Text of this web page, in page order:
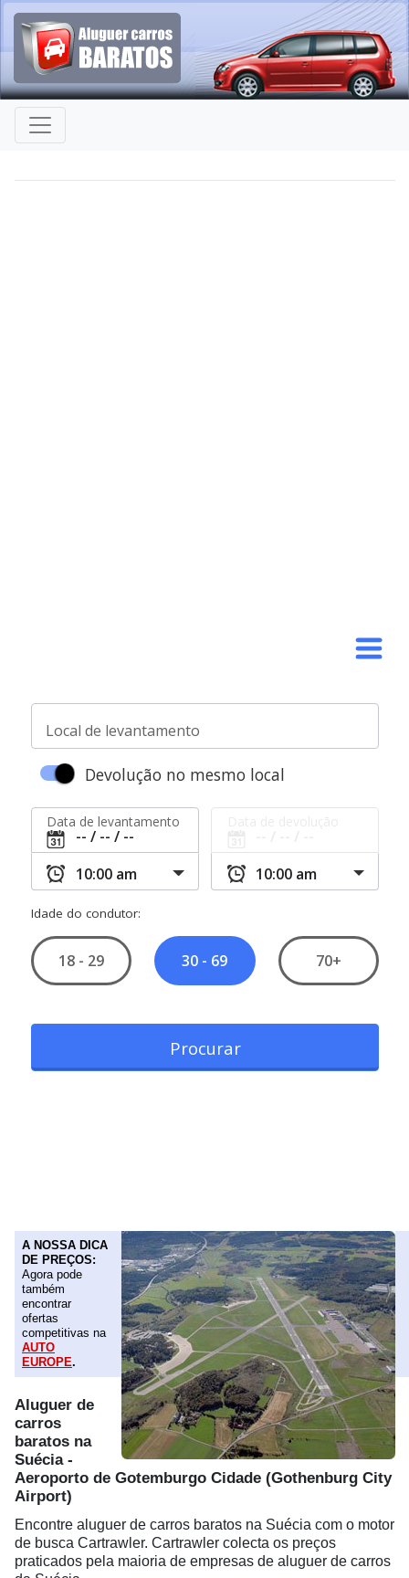
A NOSSA DICA
DE PREÇOS:
Agora pode
também
encontrar
ofertas
competitivas na
AUTO
EUROPE.
Aluguer de
carros
baratos na
Suécia -
Aeroporto de Gotemburgo Cidade (Gothenburg City
Airport)
Encontre aluguer de carros baratos na Suécia com o motor
de busca Cartrawler. Cartrawler colecta os preços
praticados pela maioria de empresas de aluguer de carros